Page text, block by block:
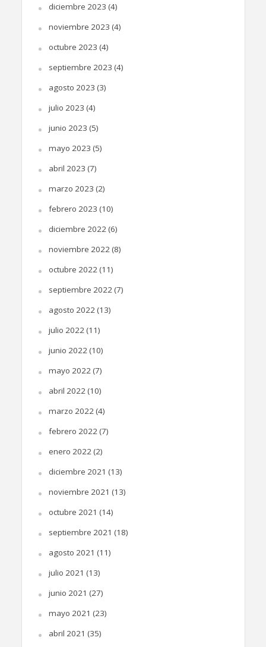
diciembre 2023 (4)
noviembre 2023 (4)
octubre 2023 (4)
septiembre 2023 (4)
agosto 2023 (3)
julio 2023 (4)
junio 2023 (5)
mayo 2023 (5)
abril 2023 (7)
marzo 2023 (2)
febrero 2023 (10)
diciembre 2022(6)
noviembre 2022(8)
octubre 2022(11)
septiembre 2022(7)
agosto 2022(13)
julio 2022(11)
junio 2022(10)
mayo 2022(7)
abril 2022(10)
marzo 2022(4)
febrero 2022(7)
enero 2022(2)
diciembre 2021 (13)
noviembre 2021 (13)
octubre 2021 (14)
septiembre 2021 (18)
agosto 2021 (11)
julio 2021 (13)
junio 2021 (27)
mayo 2021 (23)
abril 2021 (35)